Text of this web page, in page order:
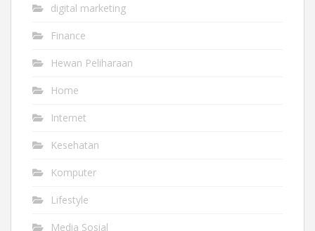
digital marketing
Finance
Hewan Peliharaan
Home
Internet
Kesehatan
Komputer
Lifestyle
Media Sosial